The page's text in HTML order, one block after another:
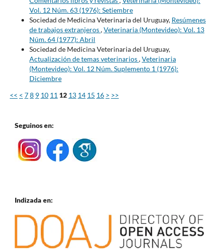
Vol. 12 Núm. 63 (1976): Setiembre
Sociedad de Medicina Veterinaria del Uruguay, Resúmenes
de trabajos extranjeros,Veterinaria (Montevideo): Vol. 13
Núm. 64 (1977): Abril
Sociedad de Medicina Veterinaria del Uruguay,
Actualización de temas veterinarios,Veterinaria
(Montevideo): Vol. 12 Núm. Suplemento 1 (1976):
Diciembre
<< < 78 9 10 11 12 13 14 15 16 > >>
Seguinos en:
Indizada en: